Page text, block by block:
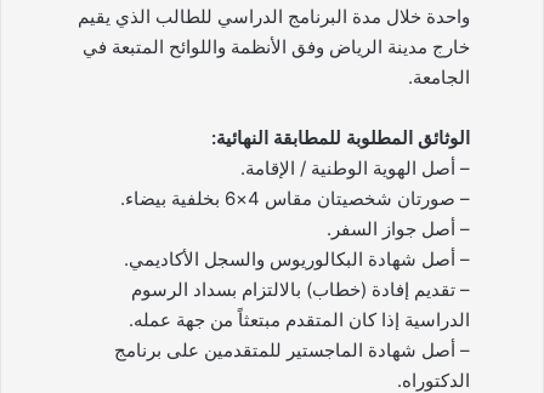
واحدة خلال مدة البرنامج الدراسي للطالب الذي يقيم
خارج مدينة الرياض وفق الأنظمة واللوائح المتبعة في
الجامعة.
الوثائق المطلوبة للمطابقة النهائية:
– أصل الهوية الوطنية / الإقامة.
– صورتان شخصيتان مقاس 4×6 بخلفية بيضاء.
– أصل جواز السفر.
– أصل شهادة البكالوريوس والسجل الأكاديمي.
– تقديم إفادة (خطاب) بالالتزام بسداد الرسوم
الدراسية إذا كان المتقدم مبتعثاً من جهة عمله.
– أصل شهادة الماجستير للمتقدمين على برنامج
الدكتوراه.